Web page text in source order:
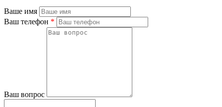
Ваше имя
Ваш телефон *
Ваш вопрос